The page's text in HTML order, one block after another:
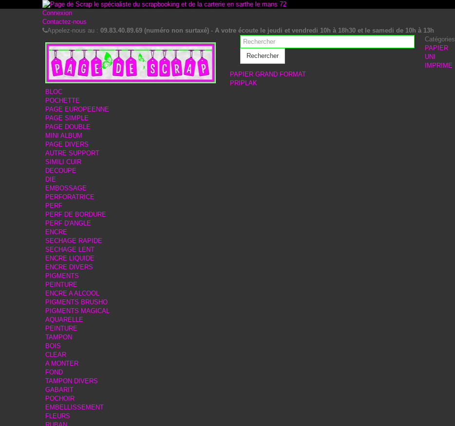
Connexion
Contactez-nous
Appelez-nous au : 09.83.40.89.69 (numéro non surtaxé) - A votre écoute le jeudi et vendredi 10h à 18h30 et le samedi de 10h à 13h
Rechercher
Catégories
PAPIER
UNI
IMPRIME
PAPIER GRAND FORMAT
PRIPLAK
BLOC
POCHETTE
PAGE EUROPEENNE
PAGE SIMPLE
PAGE DOUBLE
MINI ALBUM
PAGE DIVERS
AUTRE SUPPORT
SIMILI CUIR
DECOUPE
DIE
EMBOSSAGE
PERFORATRICE
PERF
PERF DE BORDURE
PERF D'ANGLE
ENCRE
SECHAGE RAPIDE
SECHAGE LENT
ENCRE LIQUIDE
ENCRE DIVERS
PIGMENTS
PEINTURE
ENCRE A ALCOOL
PIGMENTS BRUSHO
PIGMENTS MAGICAL
AQUARELLE
PEINTURE
TAMPON
BOIS
CLEAR
A MONTER
FOND
TAMPON DIVERS
GABARIT
POCHOIR
EMBELLISSEMENT
FLEURS